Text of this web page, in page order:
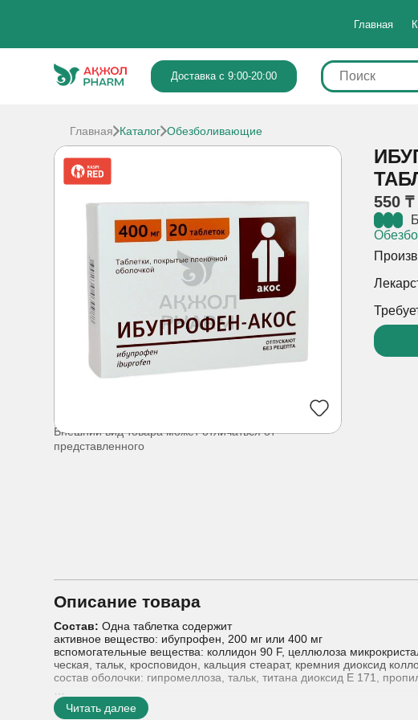
Главная
Доставка с 9:00-20:00
Главная Каталог Обезболивающие
Внешний вид товара может отличаться от
представленного
550 ₸
Описание товара
Состав: Одна таблетка содержит
активное вещество: ибупрофен, 200 мг или 400 мг
вспомогательные вещества: коллидон 90 F, целлюлоза
ческая, тальк, кросповидон, кальция стеарат, кремния диоксид
состав оболочки: гипромеллоза, тальк, титана диоксид Е 171,
Лекарственная форма:
Читать далее